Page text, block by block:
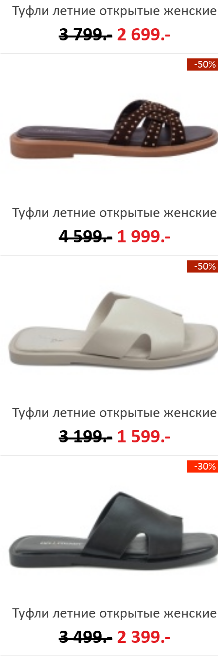
Туфли летние открытые женские
3 799.- 2 699.-
-50%
Туфли летние открытые женские
4 599.- 1 999.-
-50%
Туфли летние открытые женские
3 199.- 1 599.-
-30%
Туфли летние открытые женские
3 499.- 2 399.-